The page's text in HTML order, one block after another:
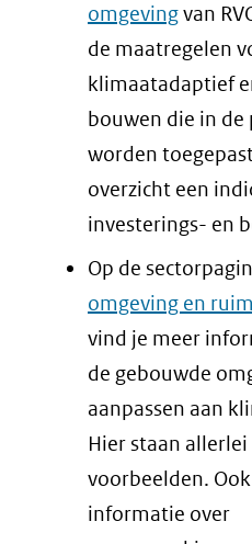
omgevingvan
de maatregelen
klimaatadaptief
bouwen die in
worden
overzicht een
investerings- en
Op de
omgeving en
vind je meer
de gebouwde
aanpassen aan
Hier staan
voorbeelden.
informatie over